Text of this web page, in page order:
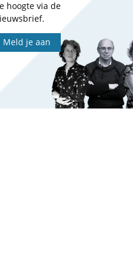
hoogte via de
Meld je aan